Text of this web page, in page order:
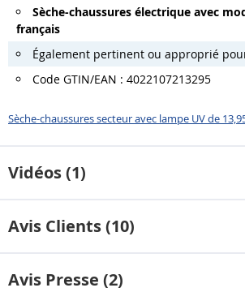
Sèche-chaussures électrique avec
français
Également pertinent ou approprié
Code GTIN/EAN : 4022107213295
Sèche-chaussures secteur avec lampe UV de
Vidéos (1)
Avis Clients (10)
Avis Presse (2)